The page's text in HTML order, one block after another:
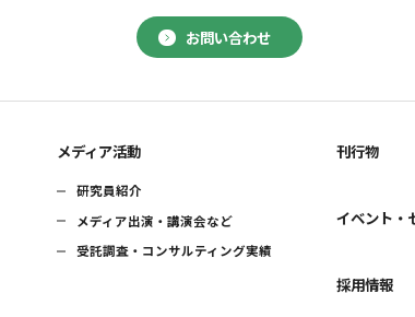
お問い合わせ
メディア活動
研究員紹介
メディア出演・講演会など
受託調査・コンサルティング実績
刊行物
イベント・
採用情報